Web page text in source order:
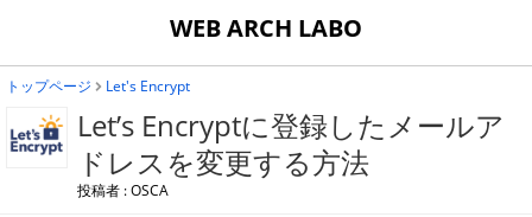
WEB ARCH LABO
トップページ Let's Encrypt
Let’s Encryptに登録したメールア
ドレスを変更する方法
投稿者 : OSCA